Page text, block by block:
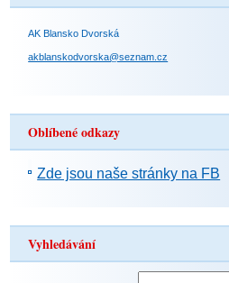
AK Blansko Dvorská
akblanskodvorska@seznam.cz
Oblíbené odkazy
Zde jsou naše stránky na FB
Vyhledávání